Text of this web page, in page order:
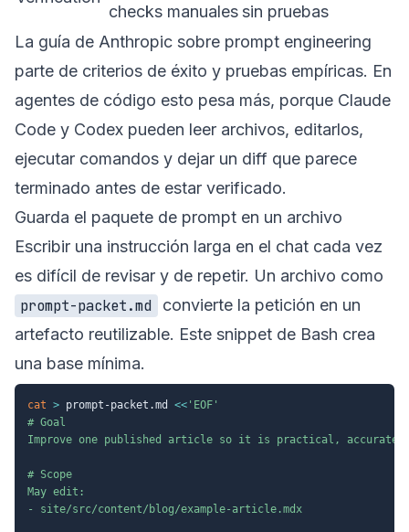
checks manualessin pruebas
La guía de Anthropic sobre prompt engineering
parte de criterios de éxito y pruebas empíricas. En
agentes de código esto pesa más, porque Claude
Code y Codex pueden leer archivos, editarlos,
ejecutar comandos y dejar un diff que parece
terminado antes de estar verificado.
Guarda el paquete de prompt en un archivo
Escribir una instrucción larga en el chat cada vez
es difícil de revisar y de repetir. Un archivo como
prompt-packet.md
convierte la petición en un
artefacto reutilizable. Este snippet de Bash crea
una base mínima.
cat > prompt-packet.md << 'EOF'
# Goal
Improve one published article so it is practical, accurate,
# Scope
May edit:
- site/src/content/blog/example-article.mdx